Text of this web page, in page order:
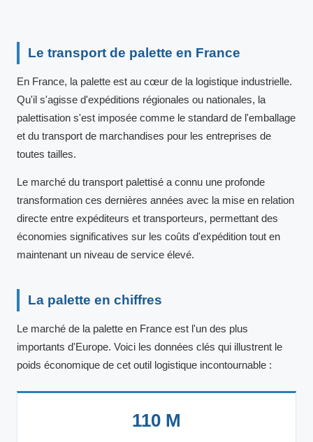
Le transport de palette en France
En France, la palette est au cœur de la logistique industrielle.
Qu'il s'agisse d'expéditions régionales ou nationales, la
palettisation s'est imposée comme le standard de l'emballage
et du transport de marchandises pour les entreprises de
toutes tailles.
Le marché du transport palettisé a connu une profonde
transformation ces dernières années avec la mise en relation
directe entre expéditeurs et transporteurs, permettant des
économies significatives sur les coûts d'expédition tout en
maintenant un niveau de service élevé.
La palette en chiffres
Le marché de la palette en France est l'un des plus
importants d'Europe. Voici les données clés qui illustrent le
poids économique de cet outil logistique incontournable :
110 M